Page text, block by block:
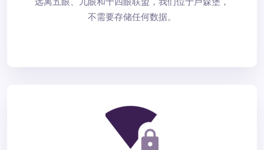
不需要存储任何数据。